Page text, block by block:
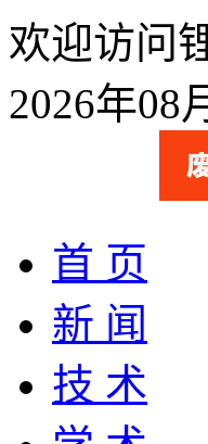
欢迎访问
2026年
首 页
新 闻
技 术